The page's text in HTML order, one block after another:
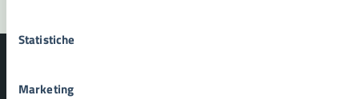
Statistiche
Marketing